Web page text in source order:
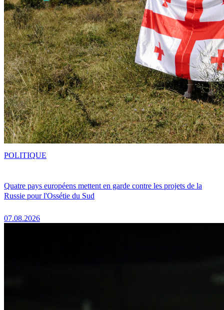
Quatre pays européens mettent en garde contre les projets de la
Russie pour l'Ossétie du Sud
07.08.2026
POLITIQUE